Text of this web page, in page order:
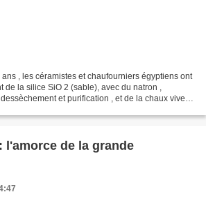
ans , les céramistes et chaufourniers égyptiens ont
de la silice SiO 2 (sable), avec du natron ,
et purification , et de la chaux vive ,
l'amorce de la grande